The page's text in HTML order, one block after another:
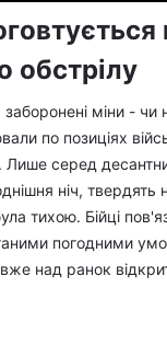
обстрілу
міни - чи
по позиціях
Лише серед
ніч, твердять
тихою. Бійці
погодними
над ранок